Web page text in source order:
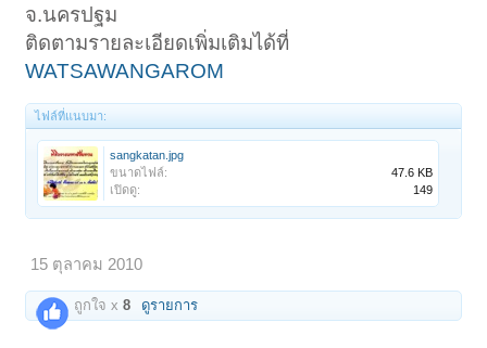
จ.นครปฐม
ติดตามรายละเอียดเพิ่มเติมได้ที่
WATSAWANGAROM
ไฟล์ที่แนบมา:
sangkatan.jpg
ขนาดไฟล์:
47.6 KB
เปิดดู:
149
15 ตุลาคม 2010
ถูกใจ x8 ดูรายการ